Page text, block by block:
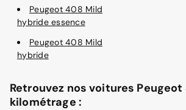
Peugeot 408 Mild
hybride essence
Peugeot 408 Mild
hybride
Retrouvez nos voitures
kilométrage :